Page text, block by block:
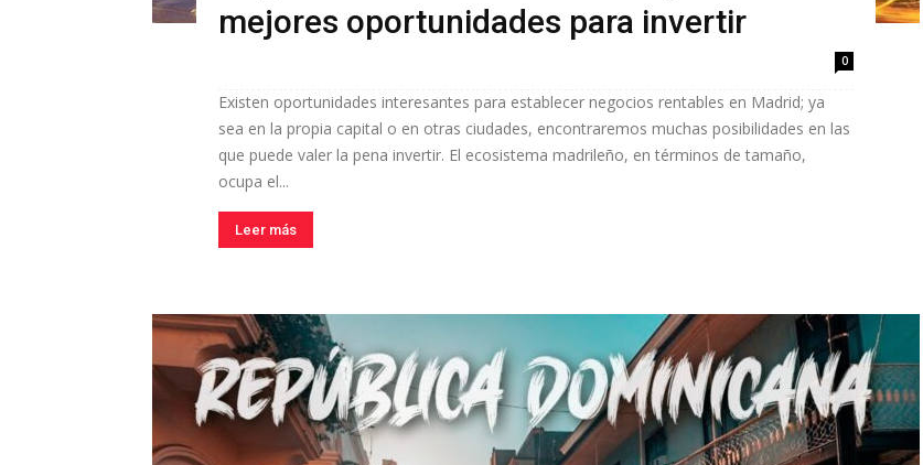
mejores oportunidades para invertir
0
Existen oportunidades interesantes para establecer negocios rentables en Madrid; ya
sea en la propia capital o en otras ciudades, encontraremos muchas posibilidades en las
que puede valer la pena invertir. El ecosistema madrileño, en términos de tamaño,
ocupa el...
Leer más